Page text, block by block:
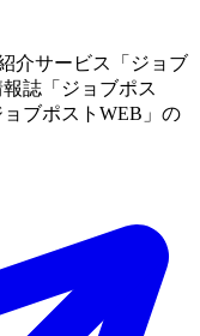
介サービス「ジョブ
誌「ジョブポス
ブポストWEB」の